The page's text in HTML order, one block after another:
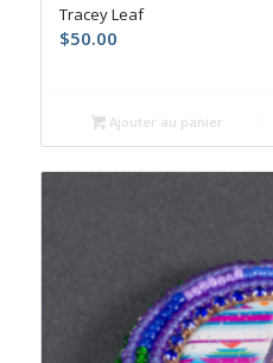
Tracey Leaf
$50.00
Ajouter au panier